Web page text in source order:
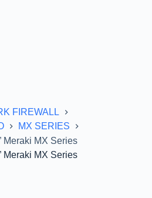
FIREWALL
MX SERIES
Meraki MX Series
Meraki MX Series